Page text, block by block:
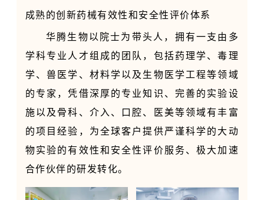
成熟的创新药械有效性和安全性评价体系
华腾生物以院士为带头人，拥有一支由多
学科专业人才组成的团队，包括药理学、毒理
学、兽医学、材料学以及生物医学工程等领域
的专家，凭借深厚的专业知识、完善的实验设
施以及骨科、介入、口腔、医美等领域有丰富
的项目经验，为全球客户提供严谨科学的大动
物实验的有效性和安全性评价服务、极大加速
合作伙伴的研发转化。